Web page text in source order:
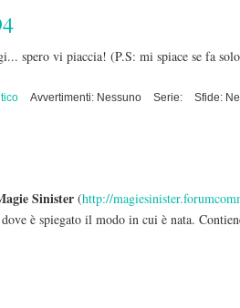
spero vi piaccia! (P.S: mi spiace se fa
Avvertimenti: Nessuno Serie: Sfide:
Sinister (http://
è spiegato il modo in cui è nata.